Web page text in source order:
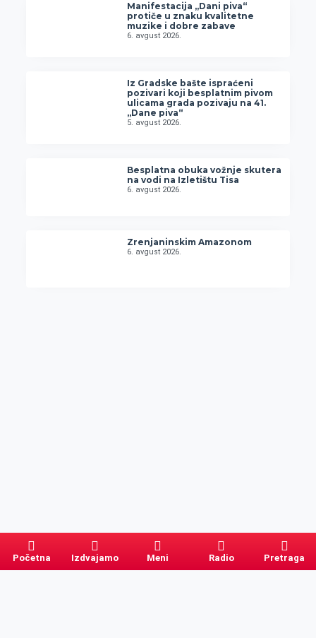
Manifestacija „Dani piva“
protiče u znaku kvalitetne
muzike i dobre zabave
6. avgust 2026.
Iz Gradske bašte ispraćeni
pozivari koji besplatnim pivom
ulicama grada pozivaju na 41.
„Dane piva“
5. avgust 2026.
Besplatna obuka vožnje skutera
na vodi na Izletištu Tisa
6. avgust 2026.
Zrenjaninskim Amazonom
6. avgust 2026.
Početna Izdvajamo Meni Radio Pretraga